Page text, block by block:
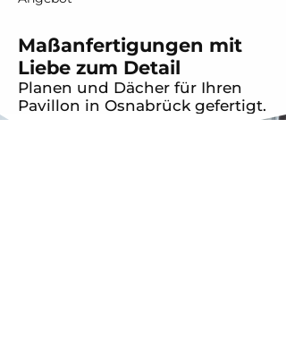
Maßanfertigungen mit
Liebe zum Detail
Planen und Dächer für Ihren
Pavillon in Osnabrück gefertigt.